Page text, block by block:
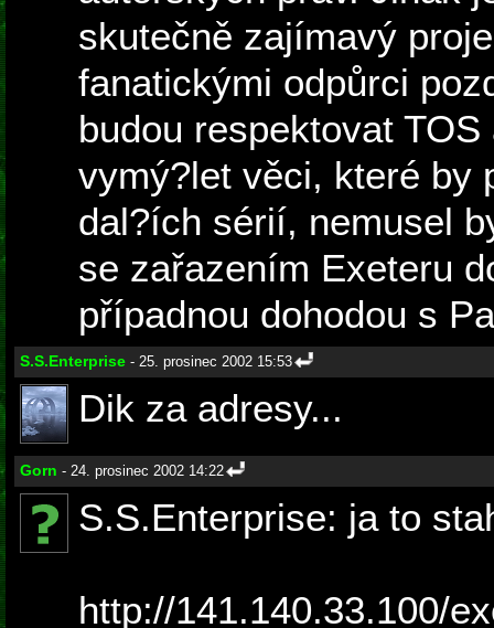
skutečně zajímavý
fanatickými odpůrci
budou respektovat
vymý?let věci, které by
dal?ích sérií, nemusel
se zařazením Exeteru
případnou dohodou s
S.S.Enterprise - 25. prosinec 2002 15:53
Dik za adresy...
Gorn - 24. prosinec 2002 14:22
S.S.Enterprise: ja to
http://141.140.33.100/